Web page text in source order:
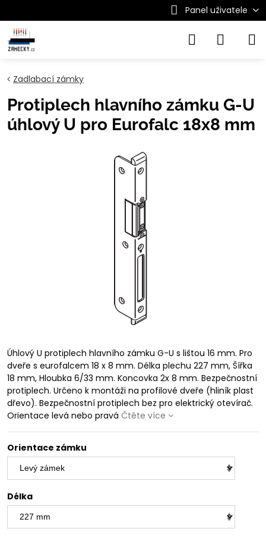
Panel uživatele
Zadlabací zámky
Protiplech hlavního zámku G-U
úhlový U pro Eurofalc 18x8 mm
Úhlový U protiplech hlavního zámku G-U s lištou 16 mm. Pro
dveře s eurofalcem 18 x 8 mm. Délka plechu 227 mm, Šířka
18 mm, Hloubka 6/33 mm. Koncovka 2x 8 mm. Bezpečnostní
protiplech. Určeno k montáži na profilové dveře (hliník plast
dřevo). Bezpečnostní protiplech bez pro elektrický otevírač.
Orientace levá nebo pravá Čtěte více
Orientace zámku
Délka